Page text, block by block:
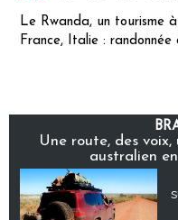
Le Rwanda, un tourisme
France, Italie :
Une route, des
australien